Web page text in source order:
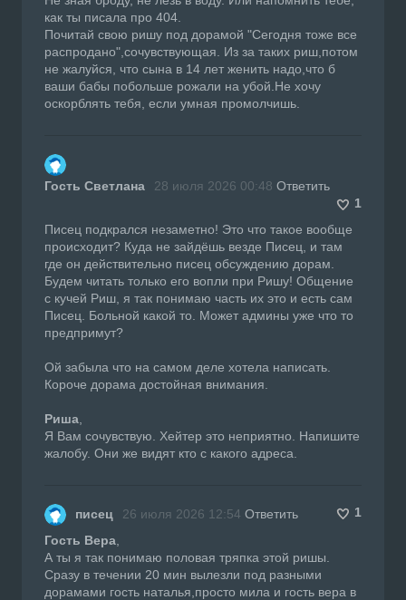
как ты писала про 404.
Почитай свою ришу под дорамой "Сегодня тоже все
распродано",сочувствующая. Из за таких риш,потом
не жалуйся, что сына в 14 лет женить надо,что б
ваши бабы побольше рожали на убой.Не хочу
оскорблять тебя, если умная промолчишь.
Гость Светлана 28 июля 2026 00:48 Ответить
1
Писец подкрался незаметно! Это что такое вообще
происходит? Куда не зайдёшь везде Писец, и там
где он действительно писец обсуждению дорам.
Будем читать только его вопли при Ришу! Общение
с кучей Риш, я так понимаю часть их это и есть сам
Писец. Больной какой то. Может админы уже что то
предпримут?
Ой забыла что на самом деле хотела написать.
Короче дорама достойная внимания.
Риша
Я Вам сочувствую. Хейтер это неприятно. Напишите
жалобу. Они же видят кто с какого адреса.
писец 26 июля 2026 12:54 Ответить
1
Гость Вера
А ты я так понимаю половая тряпка этой ришы.
Сразу в течении 20 мин вылезли под разными
дорамами гость наталья,просто мила и гость вера в